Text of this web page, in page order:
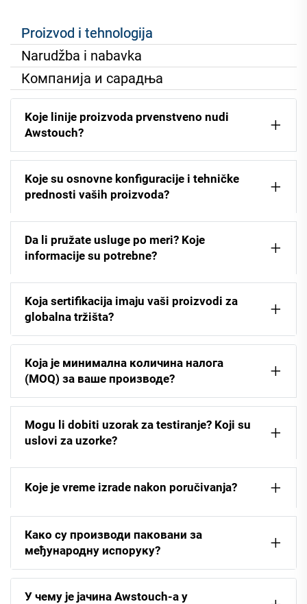
Proizvod i tehnologija
Narudžba i nabavka
Компанија и сарадња
Koje linije proizvoda prvenstveno nudi
Awstouch?
Koje su osnovne konfiguracije i tehničke
prednosti vaših proizvoda?
Da li pružate usluge po meri? Koje
informacije su potrebne?
Koja sertifikacija imaju vaši proizvodi za
globalna tržišta?
Која је минимална количина налога
(MOQ) за ваше производе?
Mogu li dobiti uzorak za testiranje? Koji su
uslovi za uzorke?
Koje je vreme izrade nakon poručivanja?
Како су производи паковани за
међународну испоруку?
У чему је јачина Awstouch-а у